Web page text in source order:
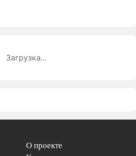
Загрузка...
О проекте